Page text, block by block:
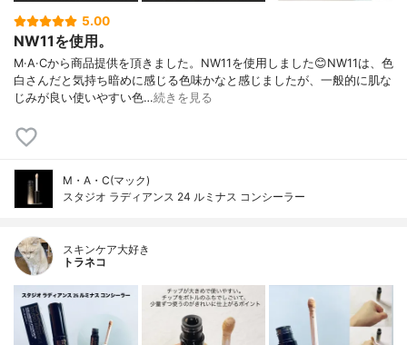
5.00
NW11を使用。
M·A·Cから商品提供を頂きました。NW11を使用しました😊NW11は、色
白さんだと気持ち暗めに感じる色味かなと感じましたが、一般的に肌な
じみが良い使いやすい色…続きを見る
M・A・C(マック)
スタジオ ラディアンス 24 ルミナス コンシーラー
スキンケア大好き
トラネコ